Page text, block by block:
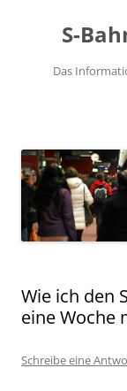
S-
Das
Wie ich den
eine Woche
Schreibe eine